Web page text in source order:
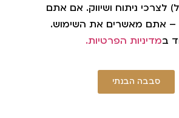
את סצנת חג השבועות הקלאסית. שולחן
לצרכי ניתוח ושיווק. אם אתם
– אתם מאשרים את השימוש.
במדיניות הפרטיות.
סבבה הבנתי